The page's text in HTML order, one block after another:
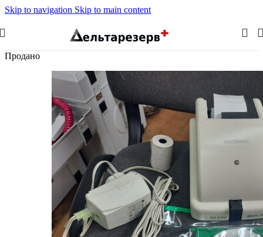
Skip to navigation Skip to main content
Продано